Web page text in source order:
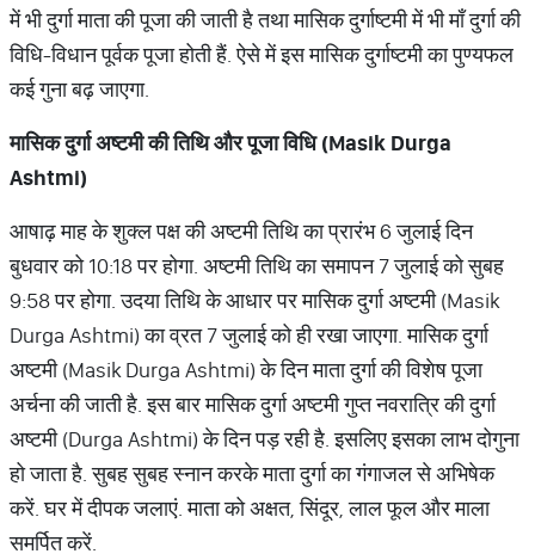
में भी दुर्गा माता की पूजा की जाती है तथा मासिक दुर्गाष्टमी में भी माँ दुर्गा की
विधि-विधान पूर्वक पूजा होती हैं. ऐसे में इस मासिक दुर्गाष्टमी का पुण्यफल
कई गुना बढ़ जाएगा.
मासिकदुर्गाअष्टमीकीतिथिऔरपूजाविधि(Masik Durga
Ashtmi)
आषाढ़ माह के शुक्ल पक्ष की अष्टमी तिथि का प्रारंभ 6 जुलाई दिन
बुधवार को 10:18 पर होगा. अष्टमी तिथि का समापन 7 जुलाई को सुबह
9:58 पर होगा. उदया तिथि के आधार पर मासिक दुर्गा अष्टमी (Masik
Durga Ashtmi) का व्रत 7 जुलाई को ही रखा जाएगा. मासिक दुर्गा
अष्टमी (Masik Durga Ashtmi) के दिन माता दुर्गा की विशेष पूजा
अर्चना की जाती है. इस बार मासिक दुर्गा अष्टमी गुप्त नवरात्रि की दुर्गा
अष्टमी (Durga Ashtmi) के दिन पड़ रही है. इसलिए इसका लाभ दोगुना
हो जाता है. सुबह सुबह स्नान करके माता दुर्गा का गंगाजल से अभिषेक
करें. घर में दीपक जलाएं. माता को अक्षत, सिंदूर, लाल फूल और माला
समर्पित करें.